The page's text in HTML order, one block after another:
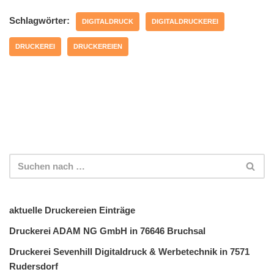
Schlagwörter: DIGITALDRUCK DIGITALDRUCKEREI
DRUCKEREI DRUCKEREIEN
aktuelle Druckereien Einträge
Druckerei ADAM NG GmbH in 76646 Bruchsal
Druckerei Sevenhill Digitaldruck & Werbetechnik in 7571
Rudersdorf